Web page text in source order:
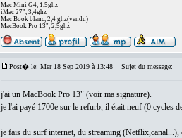
Mac Mini G4, 1,5ghz
iMac 27", 3,4ghz
Mac Book blanc, 2,4 ghz(vendu)
MacBook Pro 13", 2,5ghz
Post� le: Mer 18 Sep 2019 à 13:48 Sujet du message:
j'ai un MacBook Pro 13" (voir ma signature).
je l'ai payé 1700e sur le refurb, il était neuf (0 cycles
je fais du surf internet, du streaming